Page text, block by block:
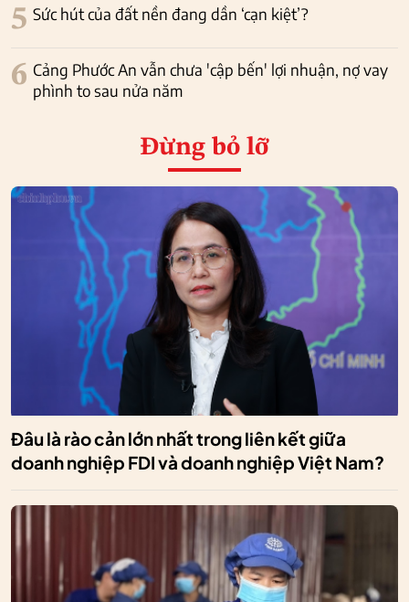
5 Sức hút của đất nền đang dần ‘cạn kiệt’?
6 Cảng Phước An vẫn chưa 'cập bến' lợi nhuận, nợ vay
phình to sau nửa năm
Đừng bỏ lỡ
Đâu là rào cản lớn nhất trong liên kết giữa
doanh nghiệp FDI và doanh nghiệp Việt Nam?